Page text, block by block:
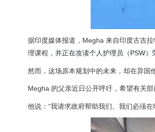
据印度媒体报道，Megha 来自印度古吉
理课程， 并正在攻读个人护理员（PSW）
然而，这场原本规划中的未来，却在异国
Megha 的父亲近日公开呼吁，希望有关部
他说：“我请求政府帮助我们。我们必须